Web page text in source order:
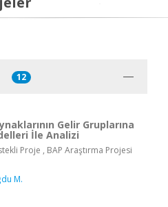
12
Gelir Gruplarına
İle Analizi
Proje , BAP Araştırma Projesi
M.